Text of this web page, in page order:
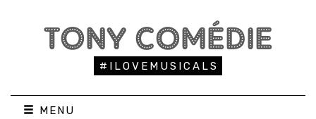
TONY COMÉDIE
#ILOVEMUSICALS
MENU